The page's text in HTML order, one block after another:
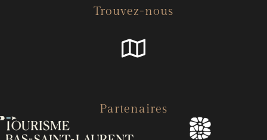
Trouvez-nous
Partenaires